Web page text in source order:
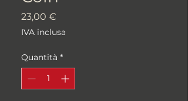
23,00 €
IVA inclusa
Quantità *